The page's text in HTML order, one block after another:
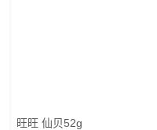
旺旺 仙贝52g